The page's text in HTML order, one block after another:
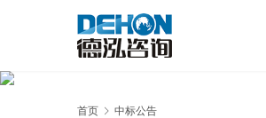
首页 中标公告